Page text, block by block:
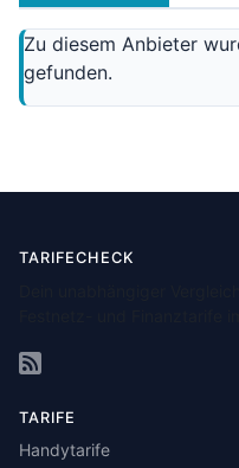
Zu diesem Anbieter
gefunden.
TARIFECHECK
TARIFE
Handytarife